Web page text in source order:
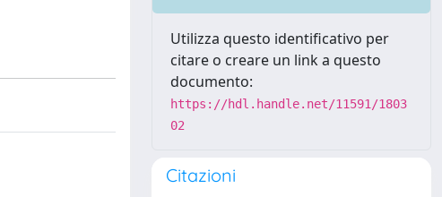
Utilizza questo identificativo per
citare o creare un link a questo
documento:
https://hdl.handle.net/11591/1803
02
Citazioni